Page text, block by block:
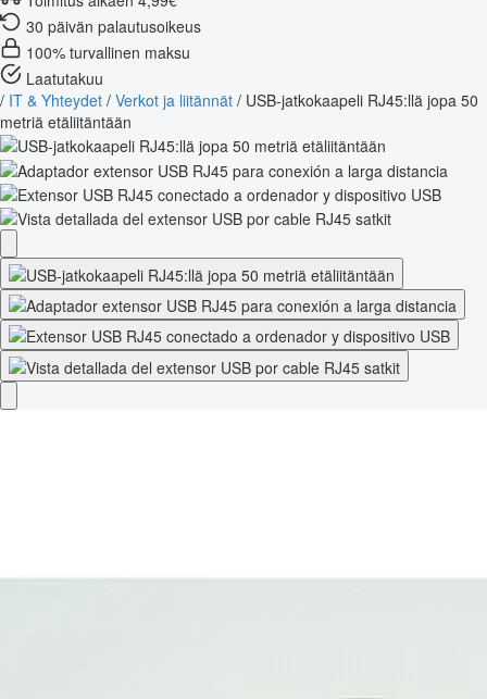
30 päivän palautusoikeus
100% turvallinen maksu
Laatutakuu
/ IT & Yhteydet / Verkot ja liitännät / USB-jatkokaapeli RJ45:llä jopa 50
metriä etäliitäntään